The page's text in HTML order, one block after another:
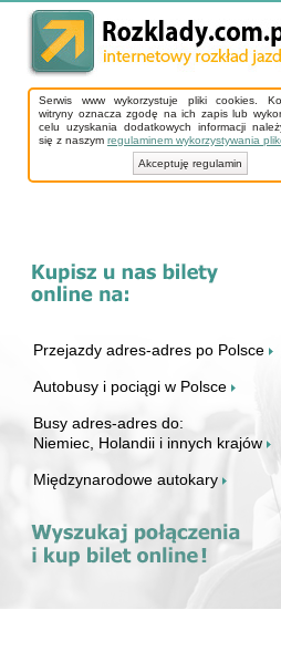
Serwis www wykorzystuje pliki cookies.
witryny oznacza zgodę na ich zapis lub
celu uzyskania dodatkowych informacji
się z naszym regulaminem wykorzystywania
Akceptuję regulamin
Przejazdy adres-adres po Polsce
Autobusy i pociągi w Polsce
Busy adres-adres do:
Niemiec, Holandii i innych krajów
Międzynarodowe autokary